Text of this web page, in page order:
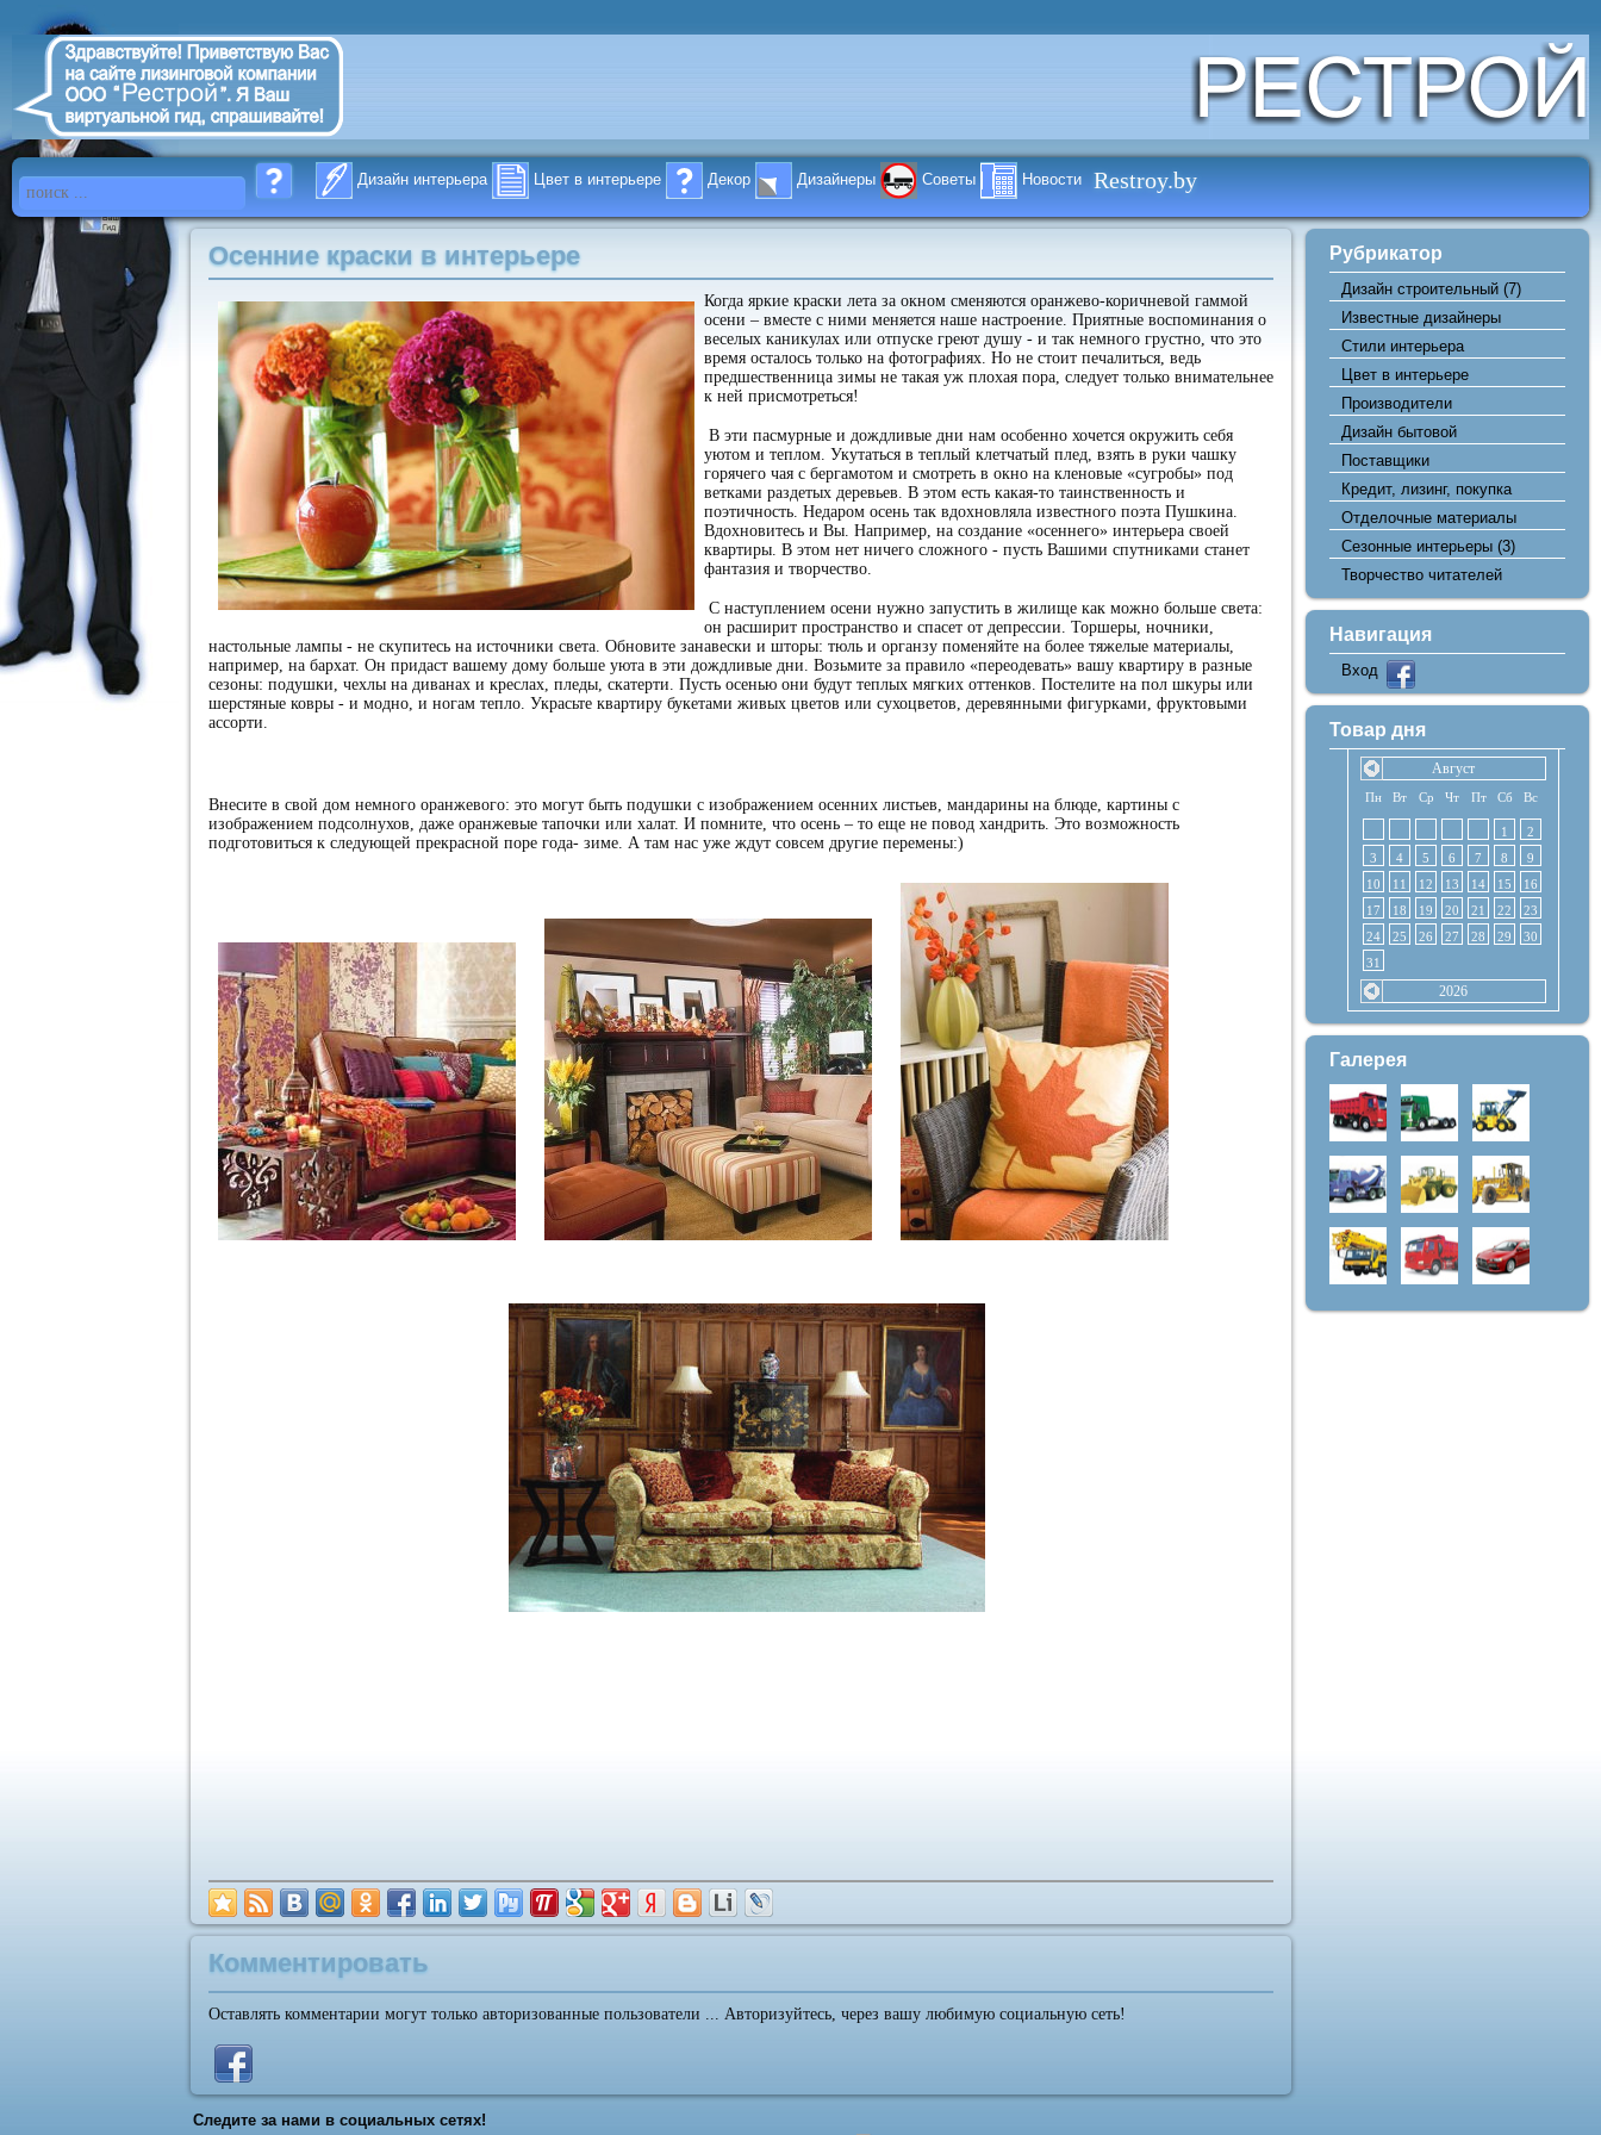
Дизайн интерьера Цвет в интерьере Декор Дизайнеры Советы Новости Restroy.by
Осенние краски в интерьере
Когда яркие краски лета за окном сменяются оранжево-коричневой гаммой
осени – вместе с ними меняется наше настроение. Приятные воспоминания о
веселых каникулах или отпуске греют душу - и так немного грустно, что это
время осталось только на фотографиях. Но не стоит печалиться, ведь
предшественница зимы не такая уж плохая пора, следует только внимательнее
к ней присмотреться!
В эти пасмурные и дождливые дни нам особенно хочется окружить себя
уютом и теплом. Укутаться в теплый клетчатый плед, взять в руки чашку
горячего чая с бергамотом и смотреть в окно на кленовые «сугробы» под
ветками раздетых деревьев. В этом есть какая-то таинственность и
поэтичность. Недаром осень так вдохновляла известного поэта Пушкина.
Вдохновитесь и Вы. Например, на создание «осеннего» интерьера своей
квартиры. В этом нет ничего сложного - пусть Вашими спутниками станет
фантазия и творчество.
С наступлением осени нужно запустить в жилище как можно больше света:
он расширит пространство и спасет от депрессии. Торшеры, ночники,
настольные лампы - не скупитесь на источники света. Обновите занавески и шторы: тюль и органзу поменяйте на более тяжелые материалы,
например, на бархат. Он придаст вашему дому больше уюта в эти дождливые дни. Возьмите за правило «переодевать» вашу квартиру в разные
сезоны: подушки, чехлы на диванах и креслах, пледы, скатерти. Пусть осенью они будут теплых мягких оттенков. Постелите на пол шкуры или
шерстяные ковры - и модно, и ногам тепло. Украсьте квартиру букетами живых цветов или сухоцветов, деревянными фигурками, фруктовыми
ассорти.
Внесите в свой дом немного оранжевого: это могут быть подушки с изображением осенних листьев, мандарины на блюде, картины с
изображением подсолнухов, даже оранжевые тапочки или халат. И помните, что осень – то еще не повод хандрить. Это возможность
подготовиться к следующей прекрасной поре года- зиме. А там нас уже ждут совсем другие перемены:)
Комментировать
Оставлять комментарии могут только авторизованные пользователи ... Авторизуйтесь, через вашу любимую социальную сеть!
Следите за нами в социальных сетях!
Рубрикатор
Дизайн строительный (7)
Известные дизайнеры
Стили интерьера
Цвет в интерьере
Производители
Дизайн бытовой
Поставщики
Кредит, лизинг, покупка
Отделочные материалы
Сезонные интерьеры (3)
Творчество читателей
Навигация
Вход
Товар дня
Август
Пн Вт Ср Чт Пт Сб Вс
1
2
3
4 5 6 7 8
9
10
11 12 13 14 15
16
17
18 19 20 21 22
23
24
25 26 27 28 29
30
31
2026
Галерея